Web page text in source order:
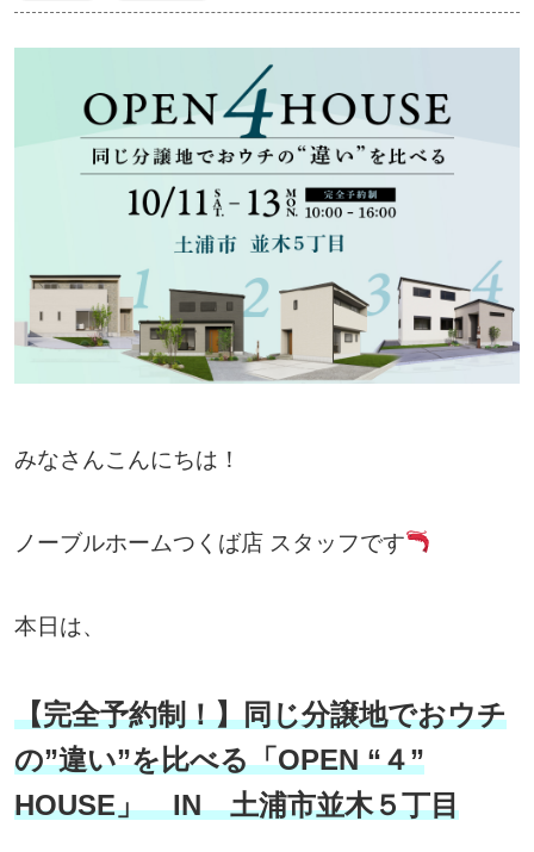
みなさんこんにちは！
ノーブルホームつくば店 スタッフです
本日は、
【完全予約制！】同じ分譲地でおウチ
の”違い”を比べる「OPEN “４”
HOUSE」IN 土浦市並木５丁目